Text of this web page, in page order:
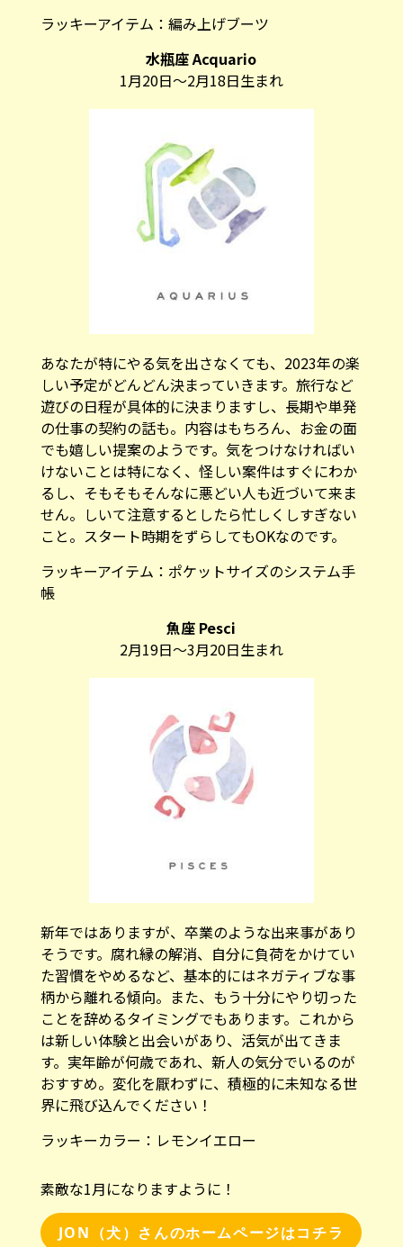
ラッキーアイテム： 編み上げブーツ
水瓶座 Acquario
1月20日～2月18日生まれ
あなたが特にやる気を出さなくても、2023年の楽
しい予定がどんどん決まっていきます。旅行など
遊びの日程が具体的に決まりますし、長期や単発
の仕事の契約の話も。内容はもちろん、お金の面
でも嬉しい提案のようです。気をつけなければい
けないことは特になく、怪しい案件はすぐにわか
るし、そもそもそんなに悪どい人も近づいて来ま
せん。しいて注意するとしたら忙しくしすぎない
こと。スタート時期をずらしてもOKなのです。
ラッキーアイテム： ポケットサイズのシステム手
帳
魚座 Pesci
2月19日～3月20日生まれ
新年ではありますが、卒業のような出来事があり
そうです。腐れ縁の解消、自分に負荷をかけてい
た習慣をやめるなど、基本的にはネガティブな事
柄から離れる傾向。また、もう十分にやり切った
ことを辞めるタイミングでもあります。これから
は新しい体験と出会いがあり、活気が出てきま
す。実年齢が何歳であれ、新人の気分でいるのが
おすすめ。変化を厭わずに、積極的に未知なる世
界に飛び込んでください！
ラッキーカラー： レモンイエロー
素敵な1月になりますように！
JON（犬）さんのホームページはコチラ